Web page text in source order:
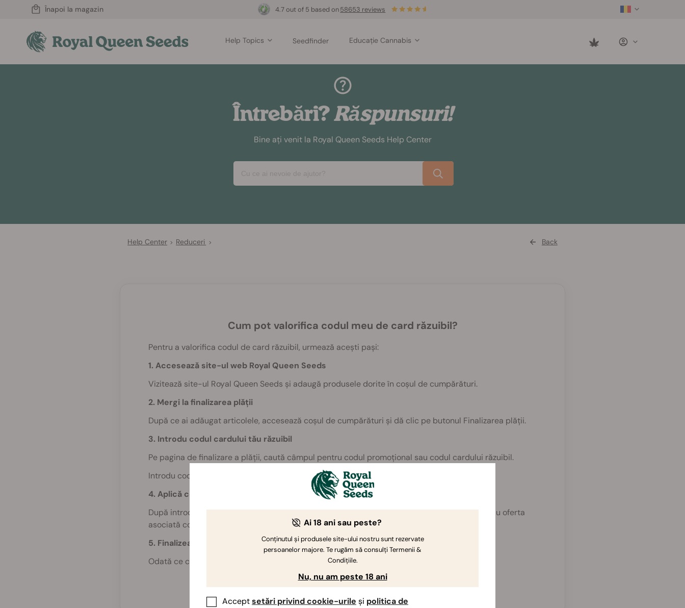
Înapoi la magazin 4.7 out of 5 based on58653 reviews
Help Topics Seedfinder Educație Cannabis
Întrebări? Răspunsuri!
Bine ați venit la Royal Queen Seeds Help Center
Help Center > Reduceri > Back
Cum pot valorifica codul meu de card răzuibil?
Pentru a valorifica codul de card răzuibil, urmează acești pași:
1. Accesează site-ul web Royal Queen Seeds
Vizitează site-ul Royal Queen Seeds și adaugă produsele dorite în coșul de cumpărături.
2. Mergi la finalizarea plății
După ce ai adăugat articolele, accesează coșul de cumpărături și dă clic pe butonul Finalizarea plății.
3. Introdu codul cardului tău răzuibil
Pe pagina de finalizare a plății, caută câmpul pentru codul promoțional sau codul cardului răzuibil.
Introdu codul exact așa cum apare el pe cardul răzuibil.
4. Aplică codul
După introducerea codului, dă clic pe „Aplică” pentru a-ți valorifica reducerea. Reducerea sau oferta
asociată codului se va reflecta în totalul achiziției.
5. Finalizează achiziția
Odată ce codul este aplicat cu succes, continuă să finalizezi comanda ca de obicei.
Ai 18 ani sau peste?
Conținutul și produsele site-ului nostru sunt rezervate
persoanelor majore. Te rugăm să consulți Termenii &
Condițiile.
Nu, nu am peste 18 ani
Acceptsetări privind cookie-urile și politica de